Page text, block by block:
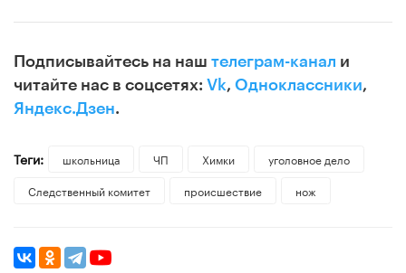
Подписывайтесь на наш телеграм-канал и
читайте нас в соцсетях: Vk, Одноклассники,
Яндекс.Дзен.
Теги: школьница ЧП Химки
уголовное дело
Следственный комитет
происшествие нож